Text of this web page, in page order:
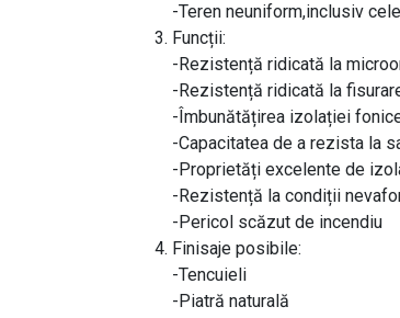
-Teren neuniform,inclusiv
Funcții:
-Rezistență ridicată la
-Rezistență ridicată la
-Îmbunătățirea izolației
-Capacitatea de a rezista la
-Proprietăți excelente de
-Rezistență la condiții
-Pericol scăzut de incendiu
Finisaje posibile:
-Tencuieli
-Piatră naturală